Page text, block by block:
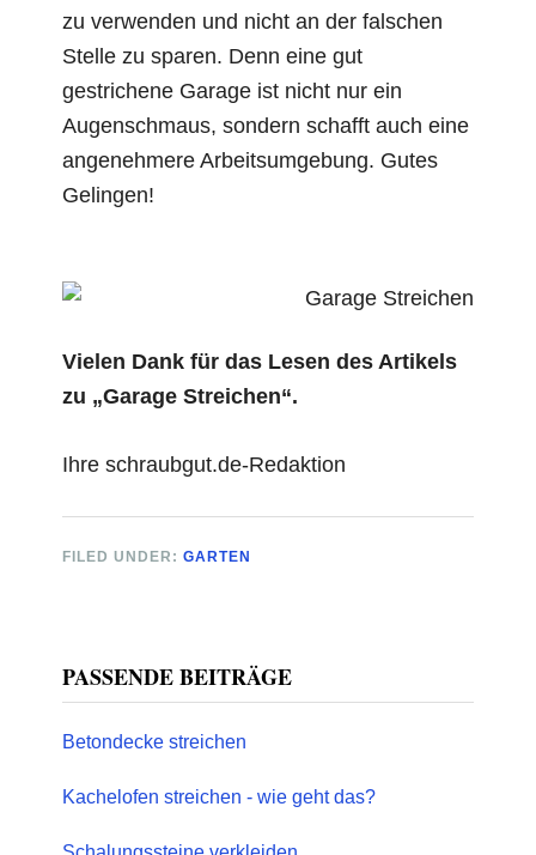
zu verwenden und nicht an der falschen
Stelle zu sparen. Denn eine gut
gestrichene Garage ist nicht nur ein
Augenschmaus, sondern schafft auch eine
angenehmere Arbeitsumgebung. Gutes
Gelingen!
Vielen Dank für das Lesen des Artikels
zu „Garage Streichen“.
Ihre schraubgut.de-Redaktion
FILED UNDER:GARTEN
Sidebar
PASSENDE BEITRÄGE
Betondecke streichen
Kachelofen streichen - wie geht das?